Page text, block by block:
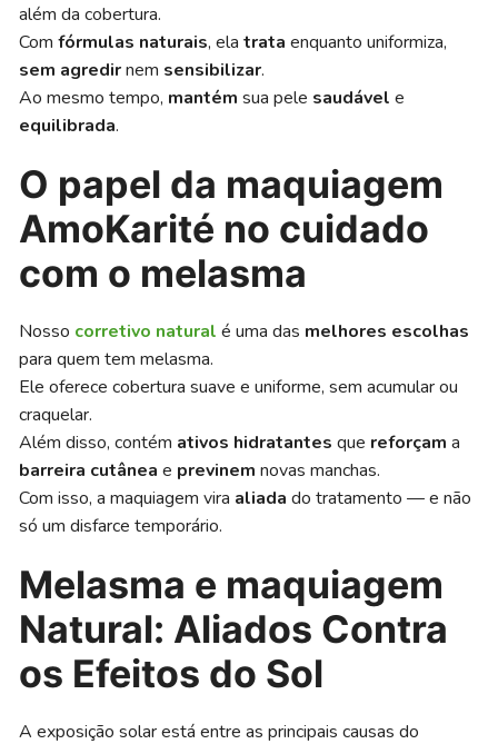
além da cobertura.
Comfórmulas naturais, elatrataenquanto uniformiza,
sem agredirnem sensibilizar.
Ao mesmo tempo, mantémsua pele saudávele
equilibrada.
O papel da maquiagem
AmoKarité no cuidado
com o melasma
Nosso corretivo natural é uma das melhores escolhas
para quem tem melasma.
Ele oferece cobertura suave e uniforme, sem acumular ou
craquelar.
Além disso, contém ativos hidratantesque reforçama
barreira cutâneae previnemnovas manchas.
Com isso, a maquiagem vira aliadado tratamento — e não
só um disfarce temporário.
Melasma e maquiagem
Natural: Aliados Contra
os Efeitos do Sol
A exposição solar está entre as principais causas do